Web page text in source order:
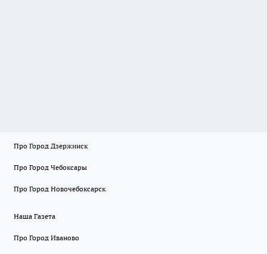
Про Город Дзержинск
Про Город Чебоксары
Про Город Новочебоксарск
Наша Газета
Про Город Иваново